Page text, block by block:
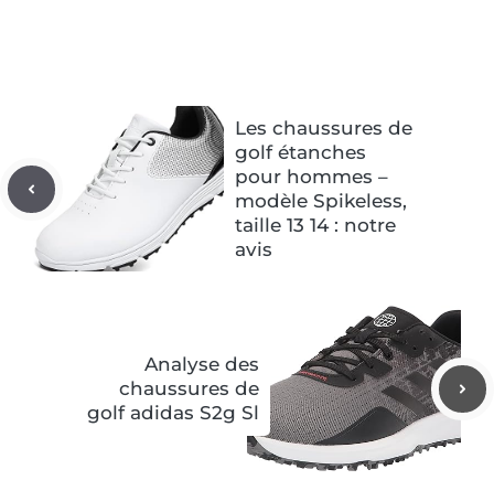
Les chaussures de
golf étanches
pour hommes –
modèle Spikeless,
taille 13 14 : notre
avis
Analyse des
chaussures de
golf adidas S2g Sl